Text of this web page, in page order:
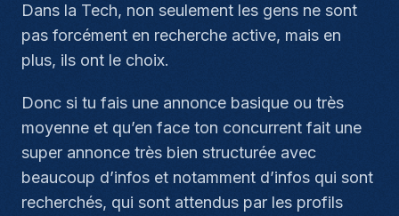
Dans la Tech, non seulement les gens ne sont
pas forcément en recherche active, mais en
plus, ils ont le choix.
Donc si tu fais une annonce basique ou très
moyenne et qu’en face ton concurrent fait une
super annonce très bien structurée avec
beaucoup d’infos et notamment d’infos qui sont
recherchés, qui sont attendus par les profils